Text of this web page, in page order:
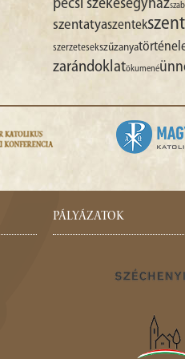
pécsi székesegyház
szentatyaszentek
szerzetesekszűzanya
zarándoklatökumené
PÁLYÁZATOK